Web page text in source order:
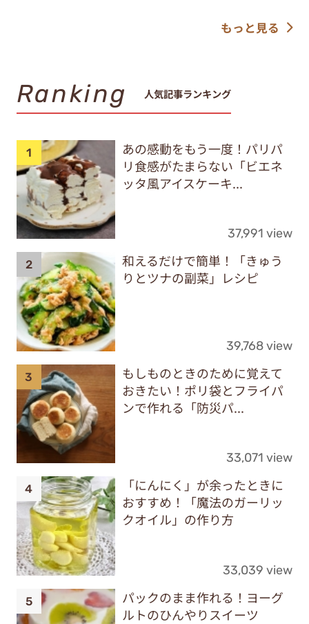
もっと見る
Ranking 人気記事ランキング
あの感動をもう一度！パリパ
リ食感がたまらない「ビエネ
ッタ風アイスケーキ...
37,991 view
和えるだけで簡単！「きゅう
りとツナの副菜」レシピ
39,768 view
もしものときのために覚えて
おきたい！ポリ袋とフライパ
ンで作れる「防災パ...
33,071 view
「にんにく」が余ったときに
おすすめ！「魔法のガーリッ
クオイル」の作り方
33,039 view
パックのまま作れる！ヨーグ
ルトのひんやりスイーツ